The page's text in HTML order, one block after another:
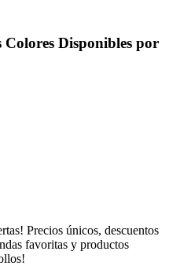
Disponibles por
Precios únicos, descuentos
favoritas y productos